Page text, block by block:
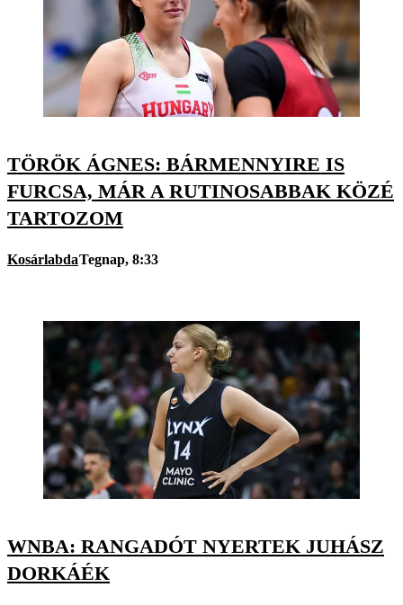
TÖRÖK ÁGNES: BÁRMENNYIRE IS
FURCSA, MÁR A RUTINOSABBAK KÖZÉ
TARTOZOM
KosárlabdaTegnap, 8:33
WNBA: RANGADÓT NYERTEK JUHÁSZ
DORKÁÉK